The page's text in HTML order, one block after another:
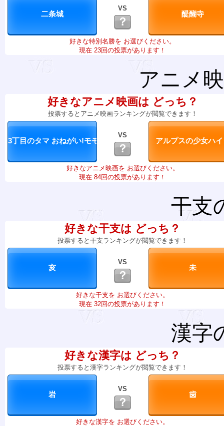
VS
？
好きな特別名勝を お選びください。
現在 23回の投票があります！
アニメ
好きなアニメ映画は どっち？
投票するとアニメ映画ランキングが閲覧できます！
VS
？
好きなアニメ映画を お選びください。
現在 84回の投票があります！
干支
好きな干支は どっち？
投票すると干支ランキングが閲覧できます！
VS
？
好きな干支を お選びください。
現在 32回の投票があります！
漢字
好きな漢字は どっち？
投票すると漢字ランキングが閲覧できます！
VS
？
好きな漢字を お選びください。